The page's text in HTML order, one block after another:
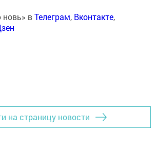
вТелеграм, Вконтакте,
на страницу новости